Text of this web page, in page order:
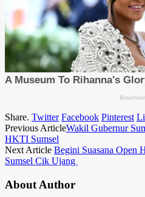
Share. Twitter Facebook Pinterest
Previous ArticleWakil Gubernur
HKTI Sumsel
Next Article Begini Suasana Open
Sumsel Cik Ujang
About Author